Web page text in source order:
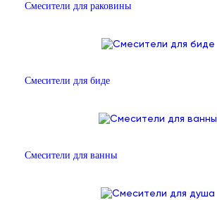
Смесители для раковины
Смесители для биде
Смесители для ванны